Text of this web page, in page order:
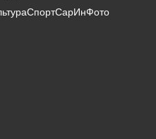
СпортСарИнФото